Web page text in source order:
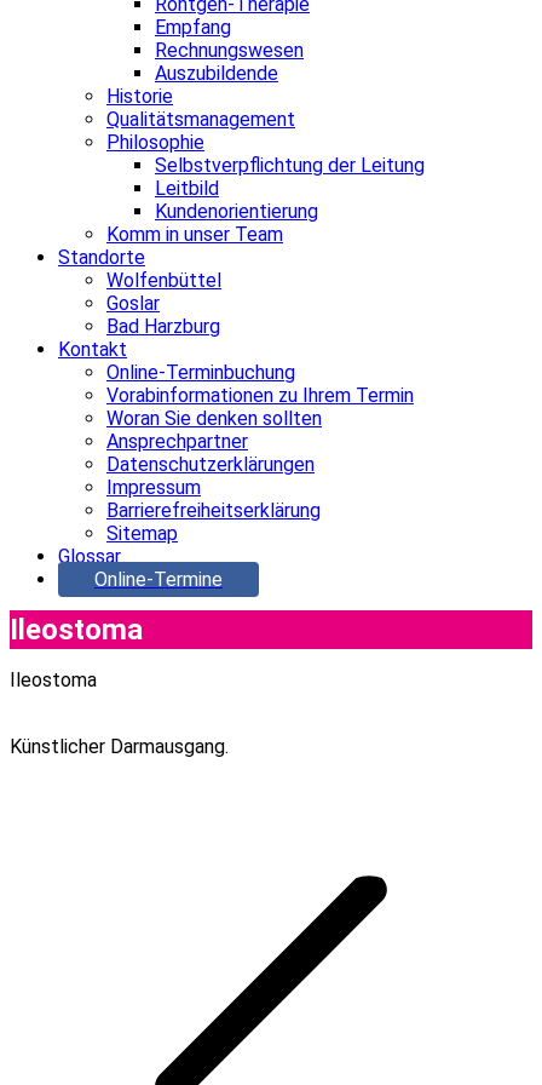
Empfang
Rechnungswesen
Auszubildende
Historie
Qualitätsmanagement
Philosophie
Selbstverpflichtung der Leitung
Leitbild
Kundenorientierung
Komm in unser Team
Standorte
Wolfenbüttel
Goslar
Bad Harzburg
Kontakt
Online-Terminbuchung
Vorabinformationen zu Ihrem Termin
Woran Sie denken sollten
Ansprechpartner
Datenschutzerklärungen
Impressum
Barrierefreiheitserklärung
Sitemap
Glossar
Online-Termine
Ileostoma
Ileostoma
Künstlicher Darmausgang.